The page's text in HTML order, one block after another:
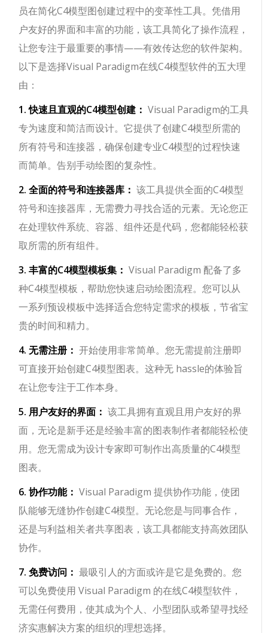
员在简化C4模型图创建过程中的变革性工具。凭借用
户友好的界面和丰富的功能，该工具简化了操作流程，
让您专注于最重要的事情——有效传达您的软件架构。
以下是选择Visual Paradigm在线C4模型软件的五大理
由：
1. 快速且直观的C4模型创建： Visual Paradigm的工具
专为速度和简洁而设计。它提供了创建C4模型所需的
所有符号和连接器，确保创建专业C4模型的过程快速
而简单。告别手动绘图的复杂性。
2. 全面的符号和连接器库： 该工具提供全面的C4模型
符号和连接器库，无需费力寻找合适的元素。无论您正
在处理软件系统、容器、组件还是代码，您都能轻松获
取所需的所有组件。
3. 丰富的C4模型模板集： Visual Paradigm 配备了多
种C4模型模板，帮助您快速启动绘图流程。您可以从
一系列预设模板中选择适合您特定需求的模板，节省宝
贵的时间和精力。
4. 无需注册： 开始使用非常简单。您无需提前注册即
可直接开始创建C4模型图表。这种无 hassle的体验旨
在让您专注于工作本身。
5. 用户友好的界面： 该工具拥有直观且用户友好的界
面，无论是新手还是经验丰富的图表制作者都能轻松使
用。您无需成为设计专家即可制作出高质量的C4模型
图表。
6. 协作功能： Visual Paradigm 提供协作功能，使团
队能够无缝协作创建C4模型。无论您是与同事合作，
还是与利益相关者共享图表，该工具都能支持高效团队
协作。
7. 免费访问： 最吸引人的方面或许是它是免费的。您
可以免费使用 Visual Paradigm 的在线C4模型软件，
无需任何费用，使其成为个人、小型团队或希望寻找经
济实惠解决方案的组织的理想选择。